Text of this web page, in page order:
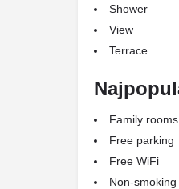
Shower
View
Terrace
Family rooms
Free parking
Free WiFi
Non-